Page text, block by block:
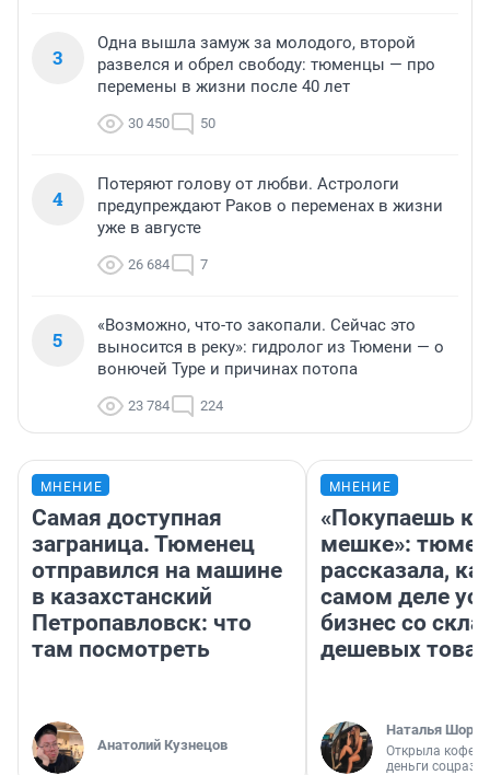
3
Одна вышла замуж за молодого, второй
развелся и обрел свободу: тюменцы — про
перемены в жизни после 40 лет
30 450 50
4
Потеряют голову от любви. Астрологи
предупреждают Раков о переменах в жизни
уже в августе
26 684 7
5
«Возможно, что-то закопали. Сейчас это
выносится в реку»: гидролог из Тюмени — о
вонючей Туре и причинах потопа
23 784 224
МНЕНИЕ
Самая доступная
заграница. Тюменец
отправился на машине
в казахстанский
Петропавловск: что
там посмотреть
Анатолий Кузнецов
МНЕНИЕ
«Покупаешь
мешке»:
рассказала,
самом деле
бизнес со
дешевых
Наталья
Открыла
деньги